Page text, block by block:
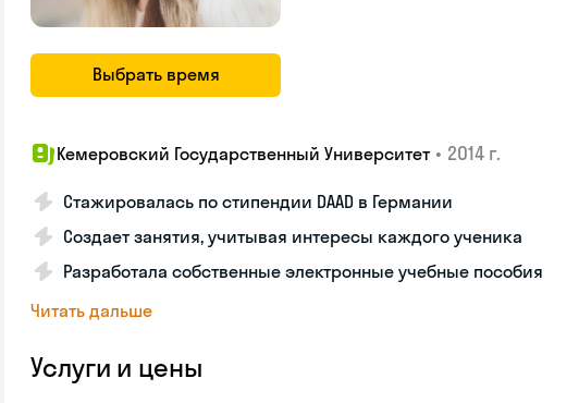
Выбрать время
Кемеровский Государственный Университет • 2014 г.
Стажировалась по стипендии DAAD в Германии
Создает занятия, учитывая интересы каждого ученика
Разработала собственные электронные учебные пособия
Читать дальше
Услуги и цены